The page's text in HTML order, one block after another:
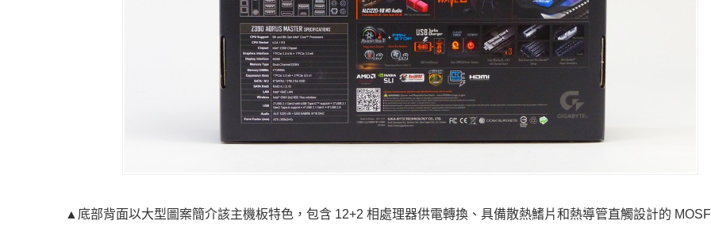
▲底部背面以大型圖案簡介該主機板特色，包含 12+2 相處理器供電轉換、具備散熱鰭片和熱導管直觸設計的